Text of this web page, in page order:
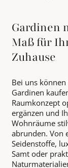
Gardinen
Maß für
Zuhause
Bei uns können
Gardinen
Raumkonzept
ergänzen und
Wohnräume
abrunden. Von
Seidenstoffe,
Samt oder